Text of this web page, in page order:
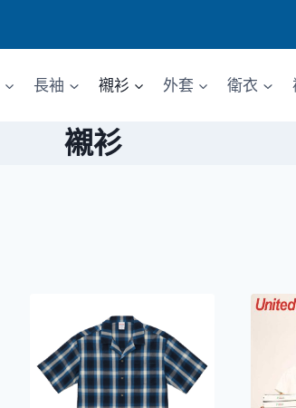
長袖 襯衫 外套 衛衣
襯衫